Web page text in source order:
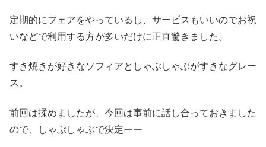
定期的にフェアをやっているし、サービスもいいのでお祝
いなどで利用する方が多いだけに正直驚きました。
すき焼きが好きなソフィアとしゃぶしゃぶがすきなグレー
ス。
前回は揉めましたが、今回は事前に話し合っておきました
ので、しゃぶしゃぶで決定ーー